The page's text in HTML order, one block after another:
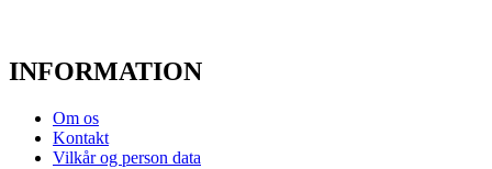
INFORMATION
Om os
Kontakt
Vilkår og person data